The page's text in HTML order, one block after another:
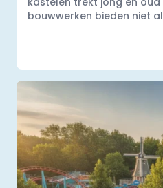
bouwwerken bieden niet